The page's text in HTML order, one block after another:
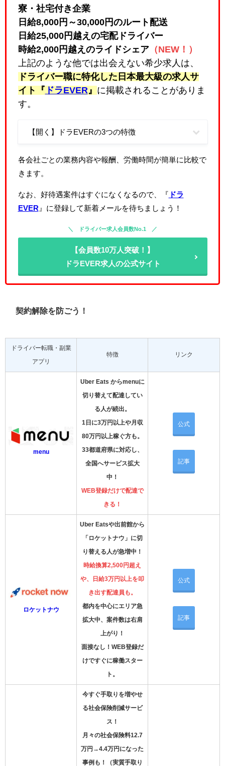
寮・社宅付き企業
日給8,000円～30,000円のルート配送
日給25,000円越えの宅配ドライバー
時給2,000円越えのライドシェア（NEW！）
上記のような他では出会えない希少求人は、
ドライバー職に特化した日本最大級の求人サ
イト『 ドラEVER 』 に掲載されることがありま
す。
【開く】ドラEVERの3つの特徴
各会社ごとの業務内容や報酬、労働時間が簡単に比較で
きます。
なお、好待遇案件はすぐになくなるので、『 ドラ
EVER 』に登録して新着メールを待ちましょう！
ドライバー求人会員数No.1
【会員数10万人突破！】
ドラEVER求人の公式サイト
契約解除を防ごう！
ドライバー転職・副業
アプリ
特徴 リンク
menu
Uber Eats からmenuに
切り替えて配達してい
る人が続出。
1日に3万円以上や月収
80万円以上稼ぐ方も。
33都道府県に対応し、
全国へサービス拡大
中！
WEB登録だけで配達で
きる！
公式
記事
ロケットナウ
Uber Eatsや出前館から
「ロケットナウ」に切
り替える人が急増中！
時給換算2,500円超え
や、日給3万円以上を叩
き出す配達員も。
都内を中心にエリア急
拡大中、案件数は右肩
上がり！
面接なし！WEB登録だ
けですぐに稼働スター
ト。
公式
記事
今すぐ手取りを増やせ
る社会保険削減サービ
ス！
月々の社会保険料12.7
万円→4.4万円になった
事例も！（実質手取り